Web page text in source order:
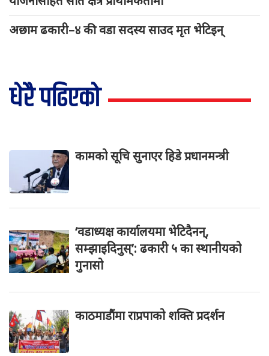
अछाम ढकारी–४ की वडा सदस्य साउद मृत भेटिइन्
धेरै पढिएको
कामको सूचि सुनाएर हिडे प्रधानमन्त्री
‘वडाध्यक्ष कार्यालयमा भेटिदैनन्,
सम्झाइदिनुस्’: ढकारी ५ का स्थानीयको
गुनासो
काठमाडौंमा राप्रपाको शक्ति प्रदर्शन